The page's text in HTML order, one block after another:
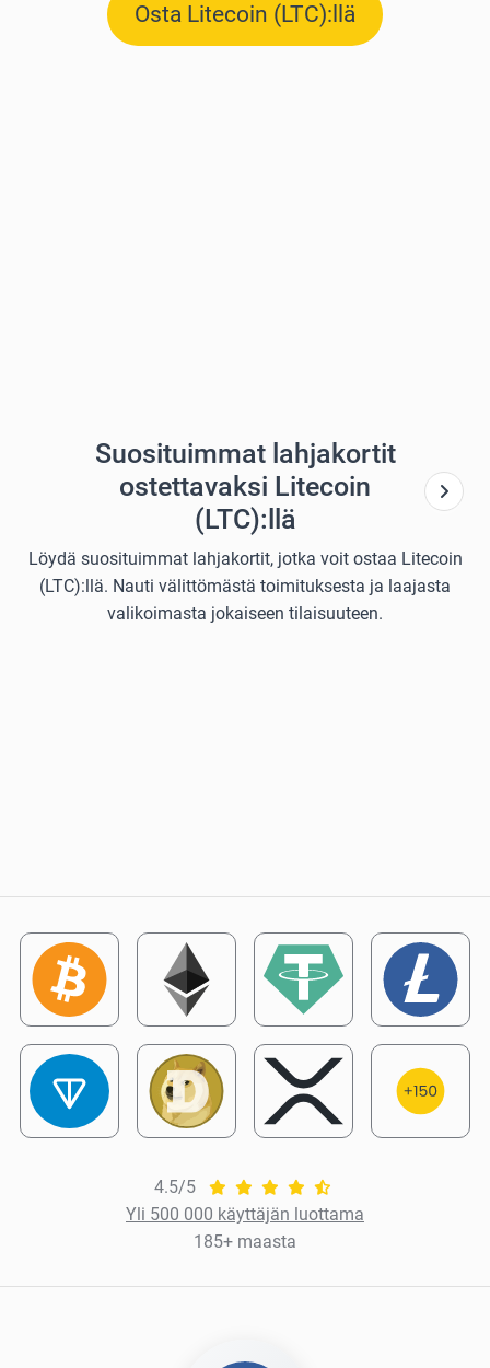
Osta Litecoin (LTC):llä
Suosituimmat lahjakortit
ostettavaksi Litecoin
(LTC):llä
Löydä suosituimmat lahjakortit, jotka voit ostaa Litecoin
(LTC):llä. Nauti välittömästä toimituksesta ja laajasta
valikoimasta jokaiseen tilaisuuteen.
4.5/5
Yli 500 000 käyttäjän luottama
185+ maasta